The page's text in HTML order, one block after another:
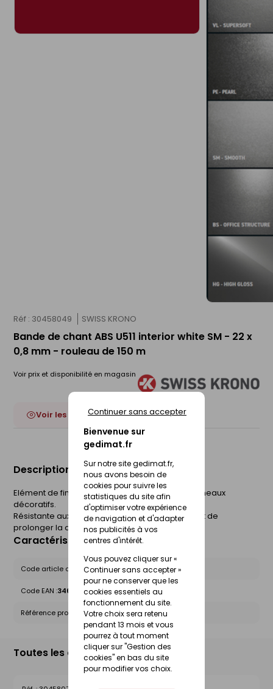
Bienvenue sur
gedimat.fr
Sur notre site gedimat.fr,
nous avons besoin de
cookies pour suivre les
statistiques du site afin
d'optimiser votre expérience
de navigation et d'adapter
nos publicités à vos
centres d'intérêt.
Vous pouvez cliquer sur «
Continuer sans accepter »
pour ne conserver que les
cookies essentiels au
fonctionnement du site.
Votre choix sera retenu
pendant 13 mois et vous
pourrez à tout moment
cliquer sur "Gestion des
cookies" en bas du site
pour modifier vos choix.
Continuer sans accepter
Réf : 30458049 SWISS KRONO
Bande de chant ABS U511 interior white SM - 22 x
0,8 mm - rouleau de 150 m
Voir prix et disponibilité en magasin
Voir les 52 déclinaisons
Description du produit
Elément de finition utilisé sur les chants des panneaux
décoratifs.
Résistante aux chocs, la bande de chant permet de
prolonger la durée de vie du panneau.
Caractéristiques du produit
Code article chez le fournisseur :10348327
Code EAN :3464186247227
Référence produit nationale Gedimat :30458049
Toutes les déclinaisons